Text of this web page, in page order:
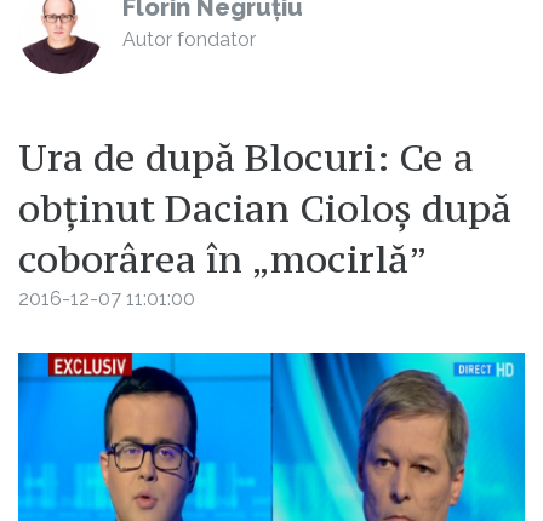
Florin Negruțiu
Autor fondator
Ura de după Blocuri: Ce a
obținut Dacian Cioloș după
coborârea în „mocirlă”
2016-12-07 11:01:00